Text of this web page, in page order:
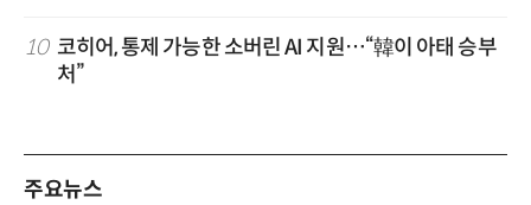
10 코히어, 통제 가능한 소버린 AI 지원…“韓이 아태 승부
처”
주요뉴스